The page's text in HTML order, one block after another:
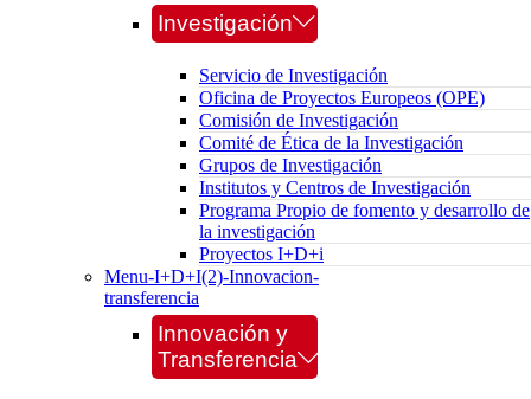
Investigación
Servicio de Investigación
Oficina de Proyectos Europeos (OPE)
Comisión de Investigación
Comité de Ética de la Investigación
Grupos de Investigación
Institutos y Centros de Investigación
Programa Propio de fomento y desarrollo de
la investigación
Proyectos I+D+i
Menu-I+D+I(2)-Innovacion-
transferencia
Innovación y
Transferencia